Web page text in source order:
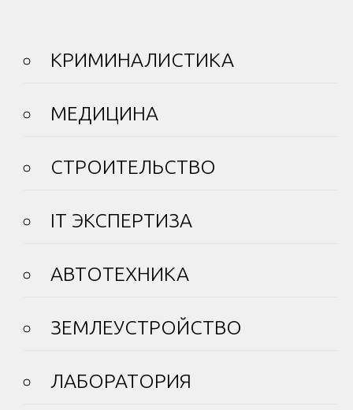
КРИМИНАЛИСТИКА
МЕДИЦИНА
СТРОИТЕЛЬСТВО
IT ЭКСПЕРТИЗА
АВТОТЕХНИКА
ЗЕМЛЕУСТРОЙСТВО
ЛАБОРАТОРИЯ